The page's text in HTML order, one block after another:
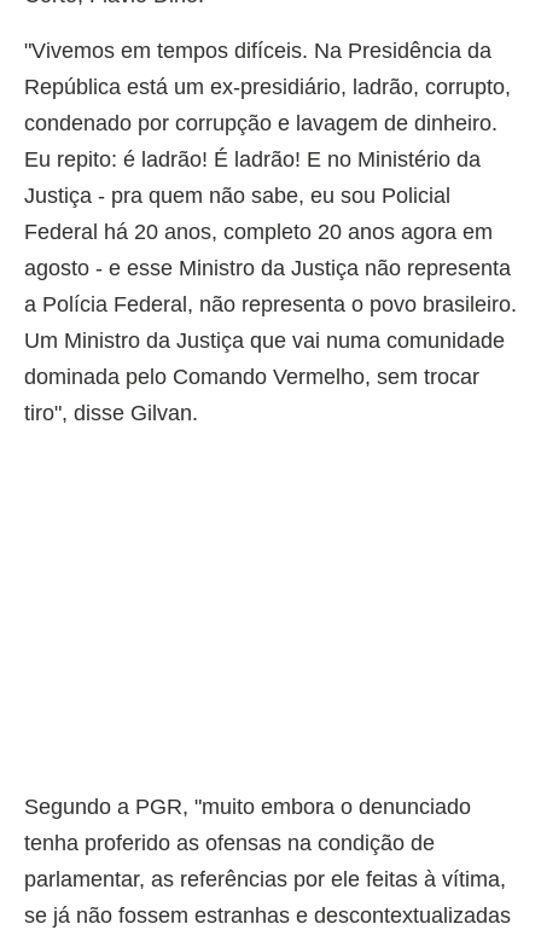
"Vivemos em tempos difíceis. Na Presidência da
República está um ex-presidiário, ladrão, corrupto,
condenado por corrupção e lavagem de dinheiro.
Eu repito: é ladrão! É ladrão! E no Ministério da
Justiça - pra quem não sabe, eu sou Policial
Federal há 20 anos, completo 20 anos agora em
agosto - e esse Ministro da Justiça não representa
a Polícia Federal, não representa o povo brasileiro.
Um Ministro da Justiça que vai numa comunidade
dominada pelo Comando Vermelho, sem trocar
tiro", disse Gilvan.
Segundo a PGR, "muito embora o denunciado
tenha proferido as ofensas na condição de
parlamentar, as referências por ele feitas à vítima,
se já não fossem estranhas e descontextualizadas